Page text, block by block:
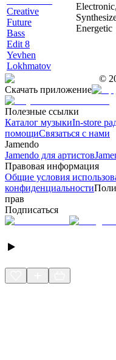
Creative
Future
Bass
Edit 8
Yevhen
Lokhmatov
Electronic,
Energetic
©
Скачать приложение
Полезные ссылки
Каталог музыкиIn-store
помощиСвязаться с нами
Jamendo
Jamendo для артистов
Правовая информация
Общие условия
конфиденциальности
прав
Подписаться